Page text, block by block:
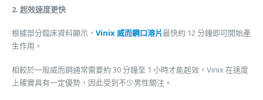
2. 起效速度更快
根據部分臨床資料顯示， Vinix 威而鋼口溶片最快約 12 分鐘即可開始產
生作用。
相較於一般威而鋼通常需要約 30 分鐘至 1 小時才能起效，Vinix 在速度
上確實具有一定優勢，因此受到不少男性關注。